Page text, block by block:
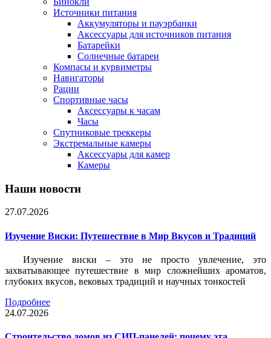
Источники питания
Аккумуляторы и пауэрбанки
Аксессуары для источников питания
Батарейки
Солнечные батареи
Компасы и курвиметры
Навигаторы
Рации
Спортивные часы
Аксессуары к часам
Часы
Спутниковые треккеры
Экстремальные камеры
Аксессуары для камер
Камеры
Наши новости
27.07.2026
Изучение Виски: Путешествие в Мир Вкусов и Традиций
Изучение виски – это не просто увлечение, это
захватывающее путешествие в мир сложнейших ароматов,
глубоких вкусов, вековых традиций и научных тонкостей
Подробнее
24.07.2026